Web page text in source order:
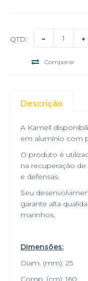
QTD:
Comparar
Descrição
A Kamell
em alumínio com
O produto é
na recuperação
e defensas.
Seu
garante alta
marinhos.
Dimensões:
Diam. (mm): 25
Comp. (cm): 160